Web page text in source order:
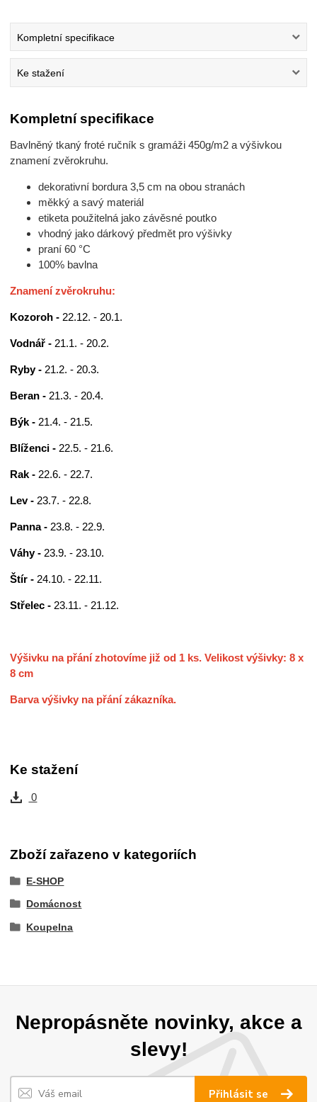
Kompletní specifikace
Ke stažení
Kompletní specifikace
Bavlněný tkaný froté ručník s gramáži 450g/m2 a výšivkou
znamení zvěrokruhu.
dekorativní bordura 3,5 cm na obou stranách
měkký a savý materiál
etiketa použitelná jako závěsné poutko
vhodný jako dárkový předmět pro výšivky
praní 60 °C
100% bavlna
Znamení zvěrokruhu:
Kozoroh - 22.12. - 20.1.
Vodnář - 21.1. - 20.2.
Ryby - 21.2. - 20.3.
Beran - 21.3. - 20.4.
Býk - 21.4. - 21.5.
Blíženci - 22.5. - 21.6.
Rak - 22.6. - 22.7.
Lev - 23.7. - 22.8.
Panna - 23.8. - 22.9.
Váhy - 23.9. - 23.10.
Štír - 24.10. - 22.11.
Střelec - 23.11. - 21.12.
Výšivku na přání zhotovíme již od 1 ks. Velikost výšivky: 8 x
8 cm
Barva výšivky na přání zákazníka.
Ke stažení
0
Zboží zařazeno v kategoriích
E-SHOP
Domácnost
Koupelna
Nepropásněte novinky, akce a
slevy!
Přihlásit se